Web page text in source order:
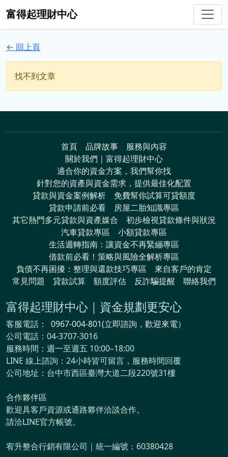
富得起理財中心
← 回上頁
找不到文章
首頁 品牌故事
服務與內容
關於我們｜富得起理財中心
適合你的資金方案，我們幫你找
針對您的資產與資金需求，提供最佳化配置
貸款與資金案例解析
免費幫你試算可貸額度
貸款申請前必看
房屋二胎知識專區
其它熱門多元貸款與資產媒合
初歩檢視貸款條件與狀況
汽車貸款專區
小額貸款專區
生活週轉指南：讓資金不再緊繃專區
借款前必看！策略與風險全解析專區
負債不再困擾：整理與還款技巧專區
來自客戶的肯定
常見問題
貸款試算 額度評估 反詐騙提醒 聯絡我們
富得起理財中心｜資金規劃更安心
客服電話：
0967-004-801(立即諮詢，歡迎來電）
公司電話：04-3707-3016
服務時間：週一至週五 10:00–18:00
LINE 線上諮詢：24小時皆可留言，服務時間回覆
公司地址：台中市西區臺灣大道二段220號31樓
合作夥伴區
歡迎具客戶資源或通路夥伴洽談合作。
請洽LINE官方帳號。
宥升整合行銷有限公司｜統一編號：60380428